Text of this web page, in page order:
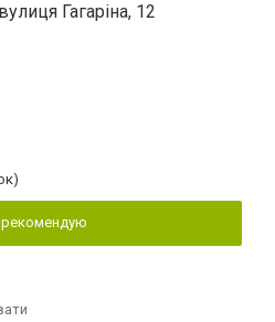
Гагаріна, 12